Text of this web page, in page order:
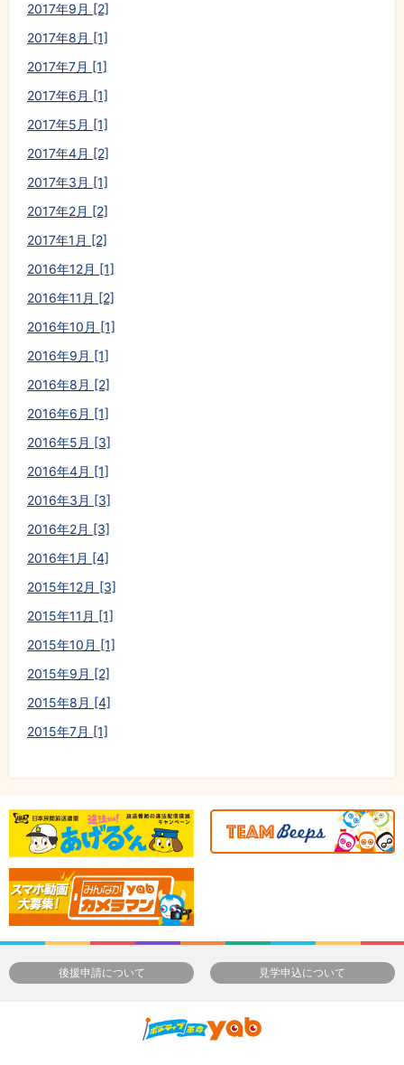
2017年9月 [2]
2017年8月 [1]
2017年7月 [1]
2017年6月 [1]
2017年5月 [1]
2017年4月 [2]
2017年3月 [1]
2017年2月 [2]
2017年1月 [2]
2016年12月 [1]
2016年11月 [2]
2016年10月 [1]
2016年9月 [1]
2016年8月 [2]
2016年6月 [1]
2016年5月 [3]
2016年4月 [1]
2016年3月 [3]
2016年2月 [3]
2016年1月 [4]
2015年12月 [3]
2015年11月 [1]
2015年10月 [1]
2015年9月 [2]
2015年8月 [4]
2015年7月 [1]
後援申請について 見学申込について